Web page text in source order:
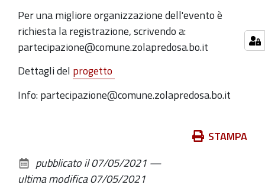
Per una migliore organizzazione dell'evento è
richiesta la registrazione, scrivendo a:
partecipazione@comune.zolapredosa.bo.it
Dettagli del progetto
Info: partecipazione@comune.zolapredosa.bo.it
documento
STAMPA
pubblicato il07/05/2021 —
ultima modifica07/05/2021